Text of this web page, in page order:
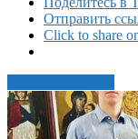
Отправить
Click to share